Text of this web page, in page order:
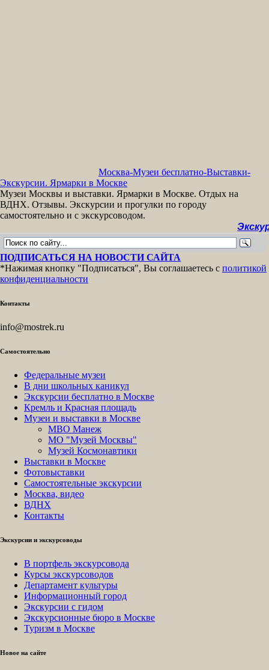
Москва-Музеи бесплатно-Выставки-
Экскурсии. Ярмарки в Москве
Музеи Москвы и выставки. Ярмарки в Москве. Отдых на
ВДНХ. Отзывы. Экскурсии и прогулки по городу
самостоятельно и с экскурсоводом.
Экскурсии
ПОДПИСАТЬСЯ НА НОВОСТИ САЙТА
*Нажимая кнопку "Подписаться", Вы соглашаетесь с политикой
конфиденциальности
Контакты
info@mostrek.ru
Самостоятельно
Федеральные музеи
В дни школьных каникул
Экскурсии бесплатно в Москве
Кремль и Красная площадь
Музеи и выставки в Москве
МВО Манеж
МО "Музей Москвы"
Музей Космонавтики
Выставки в Москве
Фотовыставки
Самостоятельные экскурсии
Москва, видео
ВДНХ
Контакты
Экскурсии и экскурсоводы
В портфель экскурсовода
Курсы экскурсоводов
Департамент культуры
Информационный город
Экскурсии с гидом
Экскурсионные бюро в Москве
Туризм в Москве
Новое на сайте